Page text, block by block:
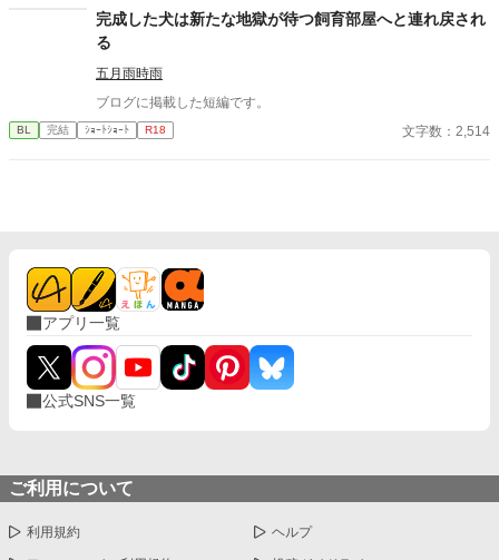
ての誇りを壊すほどに甘く、逃れられないほどに深い。 だが、篠
原の視線の奥に宿るのは、ただの欲望ではなかった。 そこには、
ずっと榊だけを見つめ続けてきた、静かな執着がある。 「俺、前
から思ってたんです。 あなたが誰かに“支配される”ところ、き
っと綺麗だろうなって」 支配する側だったはずの男が、 支配され
ることで初めて“生きている”と感じてしまう――。 上司と部下、
完成した犬は新たな地獄が待つ飼育部屋へと連れ戻され
る
五月雨時雨
ブログに掲載した短編です。
BL 完結 ｼｮｰﾄｼｮｰﾄ R18 文字数：2,514
アプリ一覧
公式SNS一覧
ご利用について
利用規約 ヘルプ